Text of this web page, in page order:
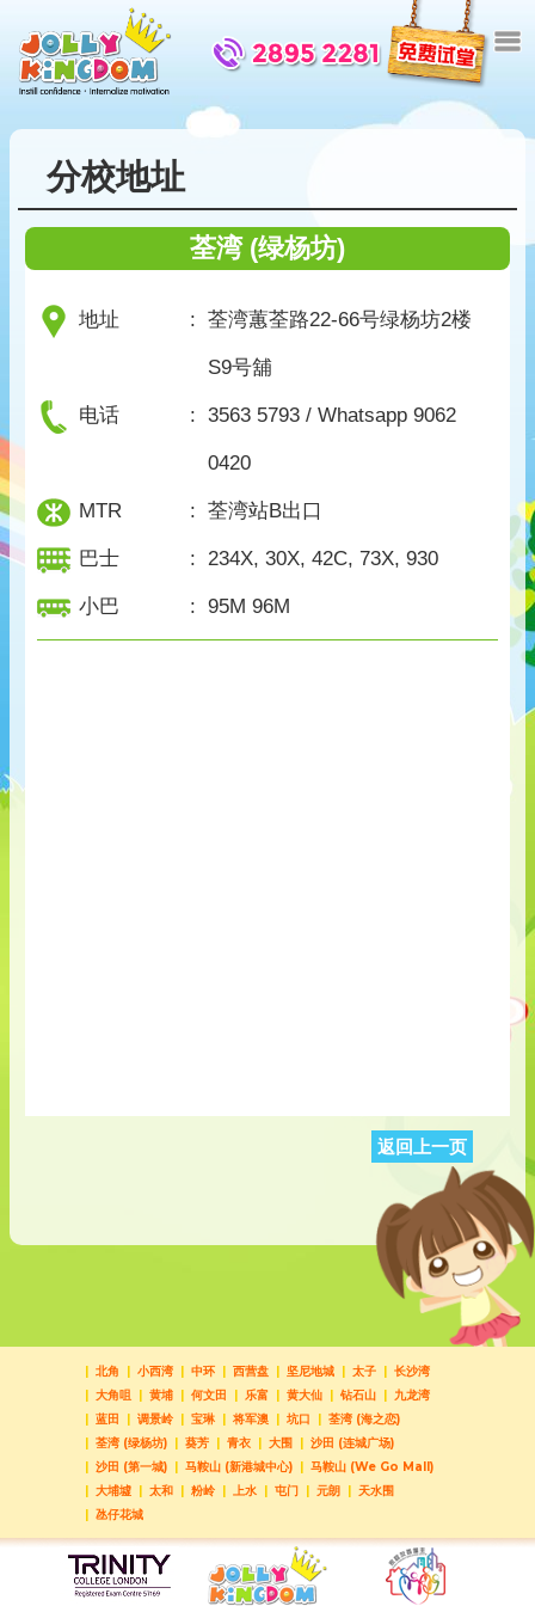
分校地址
荃湾 (绿杨坊)
地址 : 荃湾蕙荃路22-66号绿杨坊2楼
S9号舖
电话 : 3563 5793 / Whatsapp 9062
0420
MTR : 荃湾站B出口
巴士 : 234X, 30X, 42C, 73X, 930
小巴 : 95M 96M
返回上一页
北角 小西湾 中环 西营盘 坚尼地城 太子
长沙湾
大角咀
黄埔 何文田 乐富 黄大仙 钻石山
九龙湾
蓝田
调景岭 宝琳 将军澳 坑口
荃湾 (海之恋)
荃湾 (绿杨坊)
葵芳 青衣 大围
沙田 (连城广场)
沙田 (第一城)
马鞍山 (新港城中心)
马鞍山 (We Go Mall)
大埔墟
太和 粉岭 上水 屯门 元朗
天水围
氹仔花城